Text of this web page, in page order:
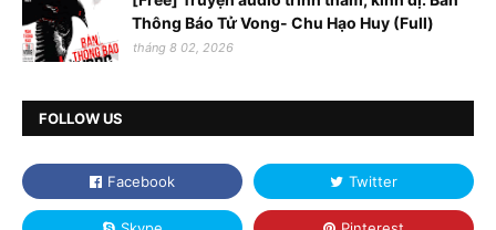
Thông Báo Tử Vong- Chu Hạo Huy (Full)
tháng 8 02, 2026
FOLLOW US